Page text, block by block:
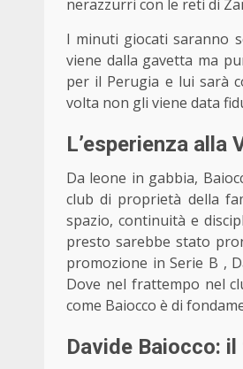
nerazzurri con le reti di
I minuti giocati saranno
viene dalla gavetta ma
per il Perugia e lui sarà
volta non gli viene data
L’esperienza alla
Da leone in gabbia,
club di proprietà della
spazio, continuità e
presto sarebbe stato
promozione in Serie B ,
Dove nel frattempo nel
come Baiocco è di
Davide Baiocco: